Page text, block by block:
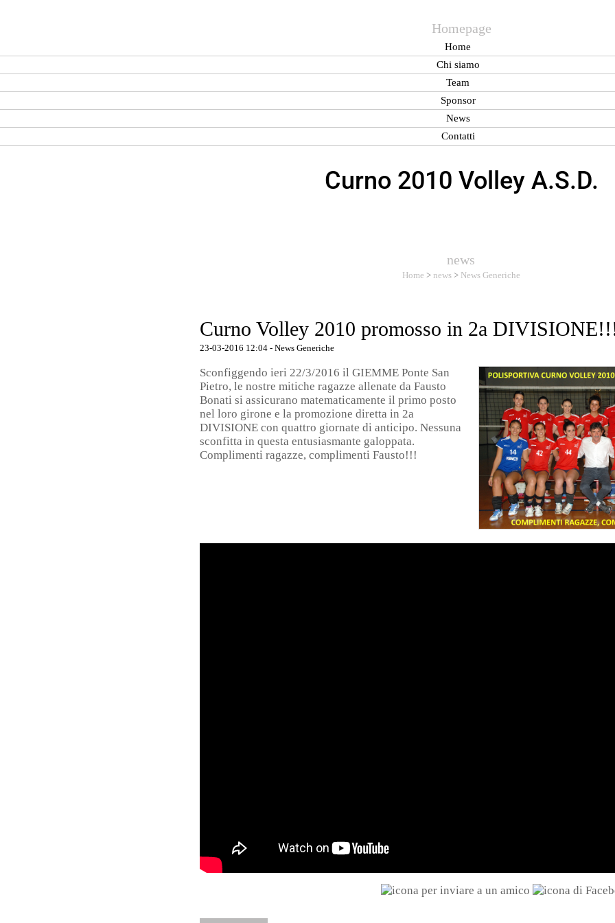
Homepage
Home
Chi siamo
Team
Sponsor
News
Contatti
Curno 2010 Volley A.S.D.
news
Home > news> News Generiche
Curno Volley 2010 promosso in 2a
23-03-2016 12:04 -News Generiche
Sconfiggendo ieri 22/3/2016 il GIEMME Ponte San
Pietro, le nostre mitiche ragazze allenate da Fausto
Bonati si assicurano matematicamente il primo posto
nel loro girone e la promozione diretta in 2a
DIVISIONE con quattro giornate di anticipo. Nessuna
sconfitta in questa entusiasmante galoppata.
Complimenti ragazze, complimenti Fausto!!!